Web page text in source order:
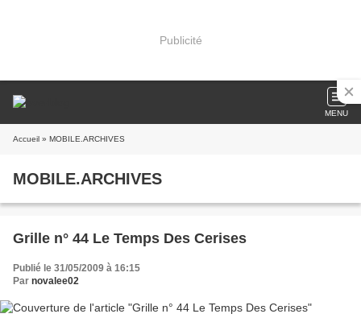
Publicité
MENU
Accueil » MOBILE.ARCHIVES
MOBILE.ARCHIVES
Grille n° 44 Le Temps Des Cerises
Publié le 31/05/2009 à 16:15
Par novalee02